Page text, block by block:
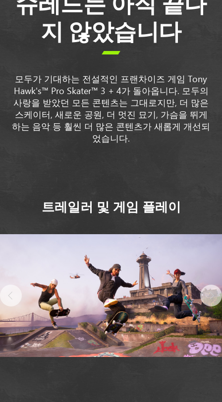
지 않았습니다

모두가 기대하는 전설적인 프랜차이즈 게임 Tony
Hawk's™ Pro Skater™ 3 + 4가 돌아옵니다. 모두의
사랑을 받았던 모든 콘텐츠는 그대로지만, 더 많은
스케이터, 새로운 공원, 더 멋진 묘기, 가슴을 뛰게
하는 음악 등 훨씬 더 많은 콘텐츠가 새롭게 개선되
었습니다.
트레일러 및 게임 플레이